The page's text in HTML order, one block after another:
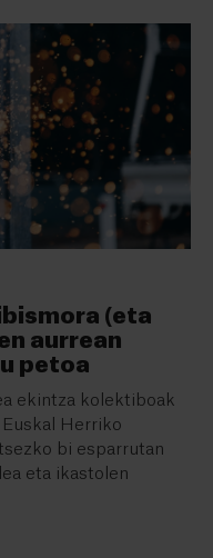
(eta
aurrean
petoa
ekintza kolektiboak
Herriko
bi esparrutan
eta ikastolen